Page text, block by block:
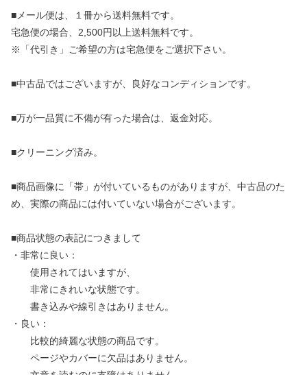
■メール便は、１冊から送料無料です。
宅急便の場合、2,500円以上送料無料です。
※「代引き」ご希望の方は宅急便をご選択下さい。
■中古品ではございますが、良好なコンディションです。
■万が一品質に不備が有った場合は、返金対応。
■クリーニング済み。
■商品画像に「帯」が付いているものがありますが、中古品のた
め、実際の商品には付いていない場合がございます。
■商品状態の表記につきまして
・非常に良い：
使用されてはいますが、
非常にきれいな状態です。
書き込みや線引きはありません。
・良い：
比較的綺麗な状態の商品です。
ページやカバーに欠品はありません。